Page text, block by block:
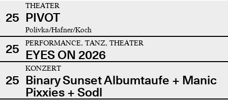
25
THEATER
PIVOT
Polivka/Hafner/Koch
25 PERFORMANCE, TANZ, THEATER
EYES ON 2026
25
KONZERT
Binary Sunset Albumtaufe + Manic
Pixxies + Sodl